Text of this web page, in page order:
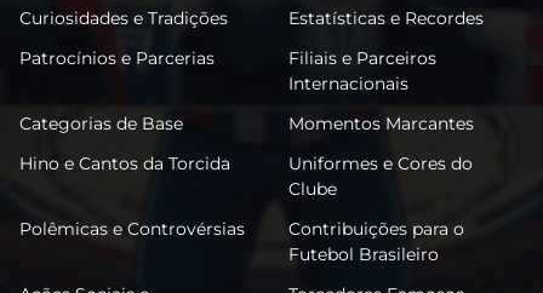
Curiosidades e Tradições
Estatísticas e Recordes
Patrocínios e Parcerias
Filiais e Parceiros
Internacionais
Categorias de Base
Momentos Marcantes
Hino e Cantos da Torcida
Uniformes e Cores do
Clube
Polêmicas e Controvérsias
Contribuições para o
Futebol Brasileiro